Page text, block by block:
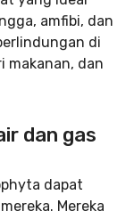
amfibi, dan
di
makanan, dan
dan gas
dapat
Mereka